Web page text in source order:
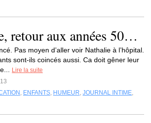
retour aux années 50…
Pas moyen d’aller voir Nathalie à l’hôpital.
sont-ils coincés aussi. Ca doit gêner leur
Lire la suite
, ENFANTS, HUMEUR, JOURNAL INTIME,